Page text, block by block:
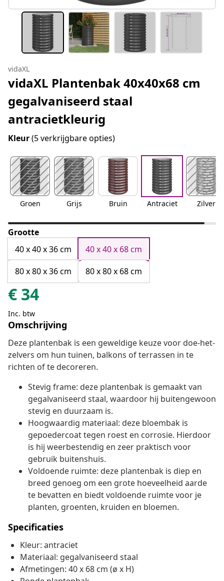
vidaXL
vidaXL Plantenbak 40x40x68 cm
gegalvaniseerd staal
antracietkleurig
Kleur(5 verkrijgbare opties)
Groen Grijs Bruin Antraciet Zilver
Grootte
40 x 40 x 36 cm
40 x 40 x 68 cm
80 x 80 x 36 cm
80 x 80 x 68 cm
€ 34
Inc. btw
Omschrijving
Deze plantenbak is een geweldige keuze voor doe-het-
zelvers om hun tuinen, balkons of terrassen in te
richten of te decoreren.
Stevig frame: deze plantenbak is gemaakt van
gegalvaniseerd staal, waardoor hij buitengewoon
stevig en duurzaam is.
Hoogwaardig materiaal: deze bloembak is
gepoedercoat tegen roest en corrosie. Hierdoor
is hij weerbestendig en zeer praktisch voor
gebruik buitenshuis.
Voldoende ruimte: deze plantenbak is diep en
breed genoeg om een grote hoeveelheid aarde
te bevatten en biedt voldoende ruimte voor je
planten, groenten, kruiden en bloemen.
Specificaties
Kleur: antraciet
Materiaal: gegalvaniseerd staal
Afmetingen: 40 x 68 cm (ø x H)